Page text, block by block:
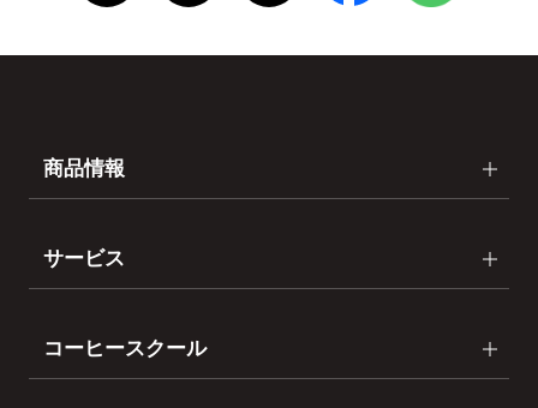
商品情報
サービス
コーヒースクール